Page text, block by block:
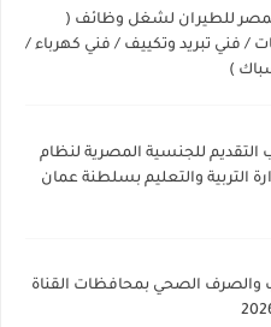
للطيران لشغل وظائف (
/ فني تبريد وتكييف / فني كهرباء /
)
للجنسية المصرية لنظام
التربية والتعليم بسلطنة عمان
والصرف الصحي بمحافظات القناة